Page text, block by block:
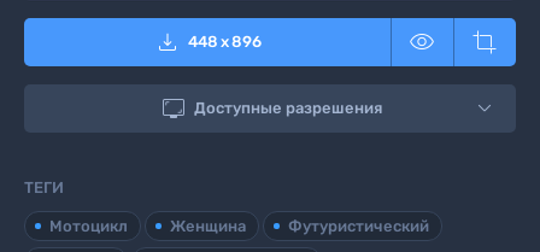
 448 x896  
 Доступные разрешения
ТЕГИ
Мотоцикл Женщина
Футуристический